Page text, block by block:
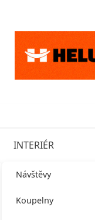
INTERIÉR
Návštěvy
Koupelny